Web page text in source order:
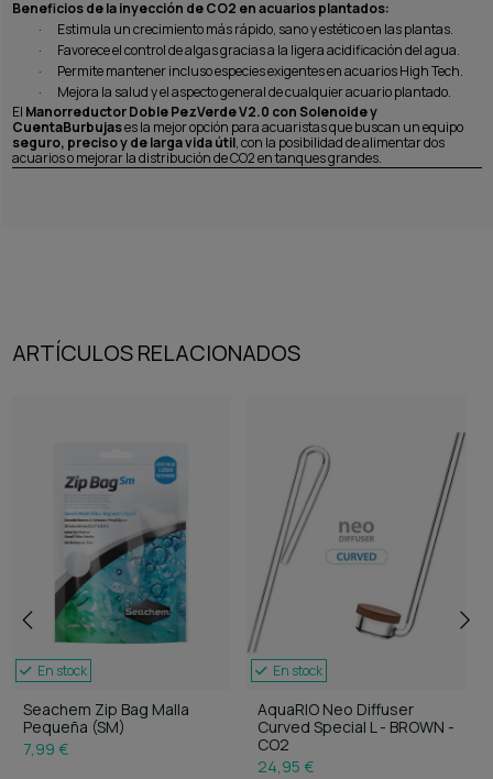
Beneficios de la inyección de CO2 en acuarios plantados:
·
Estimula un crecimiento más rápido, sano y estético en las plantas.
·
Favorece el control de algas gracias a la ligera acidificación del agua.
·
Permite mantener incluso especies exigentes en acuarios High Tech.
·
Mejora la salud y el aspecto general de cualquier acuario plantado.
El Manorreductor Doble PezVerde V2.0 con Solenoide y
CuentaBurbujases la mejor opción para acuaristas que buscan un equipo
seguro, preciso y de larga vida útil, con la posibilidad de alimentar dos
acuarios o mejorar la distribución de CO2 en tanques grandes.
ARTÍCULOS RELACIONADOS
En stock
Seachem Zip Bag Malla
Pequeña (SM)
7,99 €
En stock
AquaRIO Neo Diffuser
Curved Special L - BROWN -
CO2
24,95 €